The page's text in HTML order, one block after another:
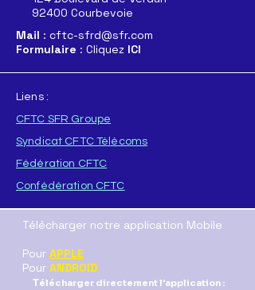
92400 Courbevoie
Mail : cftc-sfrd@sfr.com
Formulaire : Cliquez ICI
Liens :
CFTC SFR Groupe
Syndicat CFTC Télécoms
Fédération CFTC
Confédération CFTC
Télécharger notre application Mobile
Pour APPLE
Pour ANDROID
Télécharger directement l'application :